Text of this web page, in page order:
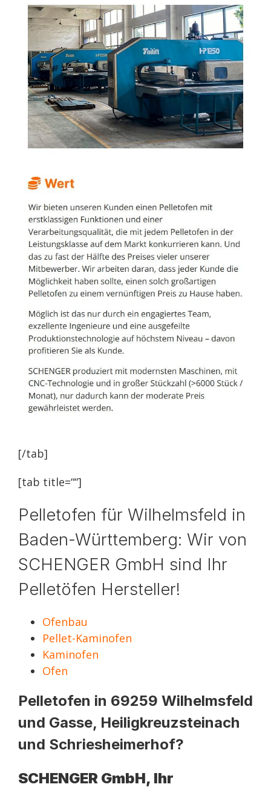
[/tab]
[tab title=““]
Pelletofen für Wilhelmsfeld in
Baden-Württemberg: Wir von
SCHENGER GmbH sind Ihr
Pelletöfen Hersteller!
Ofenbau
Pellet-Kaminofen
Kaminofen
Ofen
Pelletofen in 69259 Wilhelmsfeld
und Gasse, Heiligkreuzsteinach
und Schriesheimerhof?
SCHENGER GmbH, Ihr